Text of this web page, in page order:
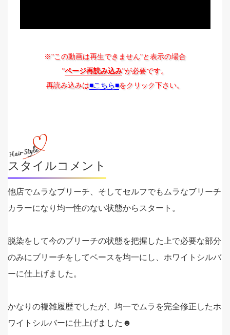
※"この動画は再生できません"と表示の場合
"ページ再読み込み"が必要です。
再読み込みは■こちら■をクリック下さい。
スタイルコメント
他店でムラなブリーチ、そしてセルフでもムラなブリーチ
カラーになり均一性のない状態からスタート。
脱染をして今のブリーチの状態を把握した上で必要な部分
のみにブリーチをしてベースを均一にし、ホワイトシルバ
ーに仕上げました。
かなりの複雑履歴でしたが、均一でムラを完全修正したホ
ワイトシルバーに仕上げました☻